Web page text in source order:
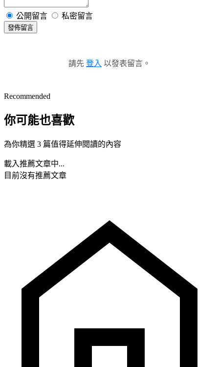
公開留言 私密留言
發佈留言
請先 登入 以發表留言。
Recommended
你可能也喜歡
為你精選 3 篇值得延伸閱讀的內容
載入推薦文章中...
目前沒有推薦文章